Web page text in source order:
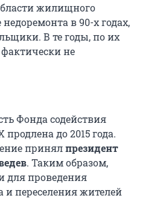
жилищного
в 90-х годах,
В те годы, по их
не
Фонда содействия
до 2015 года.
принялпрезидент
. Таким образом,
для проведения
и переселения жителей